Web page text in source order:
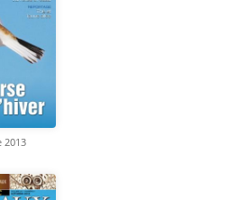
2013